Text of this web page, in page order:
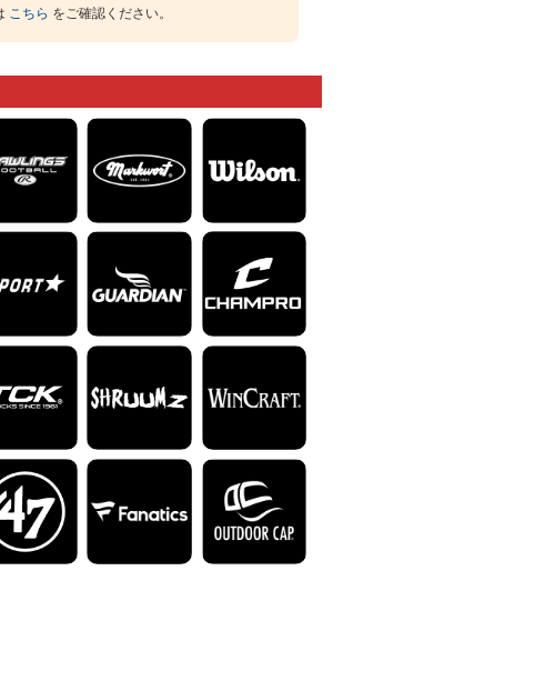
こちら をご確認ください。